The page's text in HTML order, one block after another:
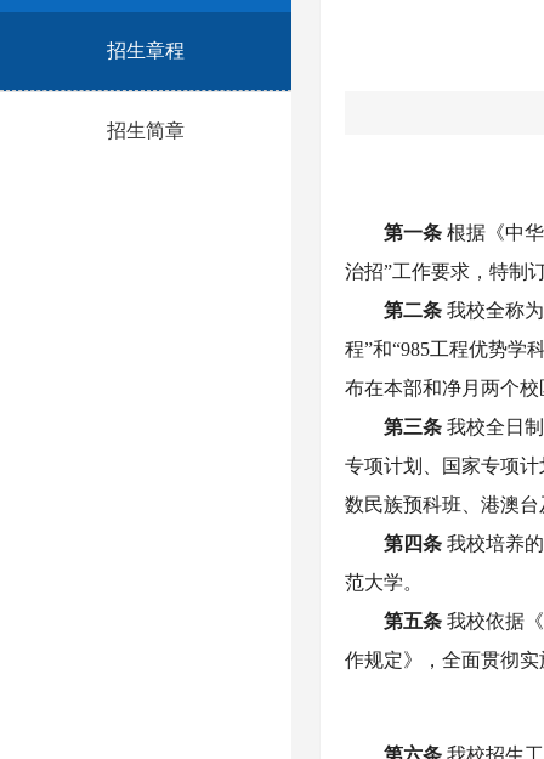
招生章程
招生简章
第一条 根据《中
治招”工作要求，特制
第二条我校全称
程”和“985工程优势学
布在本部和净月两个校
第三条 我校全日
专项计划、国家专项
数民族预科班、港澳
第四条 我校培养
范大学。
第五条 我校依据
作规定》，全面贯彻
第六条 我校招生